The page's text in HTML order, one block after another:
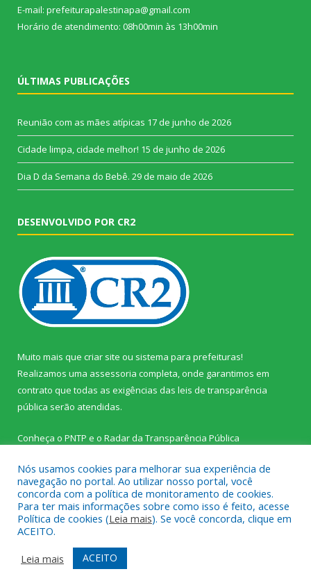
E-mail: prefeiturapalestinapa@gmail.com
Horário de atendimento: 08h00min às 13h00min
ÚLTIMAS PUBLICAÇÕES
Reunião com as mães atípicas 17 de junho de 2026
Cidade limpa, cidade melhor! 15 de junho de 2026
Dia D da Semana do Bebê. 29 de maio de 2026
DESENVOLVIDO POR CR2
Muito mais que criar site ou sistema para prefeituras!
Realizamos uma assessoria completa, onde garantimos em
contrato que todas as exigências das leis de transparência
pública serão atendidas.
Conheça o PNTP e o Radar da Transparência Pública
Todos os direitos reservados a Prefeitura Municipal de Palestina
do Pará.
Mapa do Site
Acessar Área Administrativa
Acessar Webmail
Nós usamos cookies para melhorar sua experiência de
navegação no portal. Ao utilizar nosso portal, você
concorda com a política de monitoramento de cookies.
Para ter mais informações sobre como isso é feito, acesse
Política de cookies (Leia mais). Se você concorda, clique em
ACEITO.
Leia mais
ACEITO